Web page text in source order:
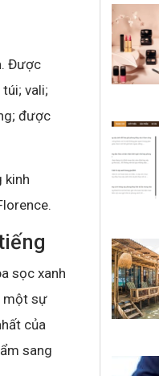
Được
vali;
được
kinh
sọc xanh
một sự
của
sang